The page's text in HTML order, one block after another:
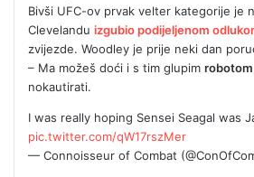
Bivši UFC-ov prvak velter kategorije je
Clevelandu izgubio podijeljenom
zvijezde. Woodley je prije neki dan
– Ma možeš doći i s tim glupim robotom
nokautirati.
I was really hoping Sensei Seagal was
pic.twitter.com/qW17rszMer
— Connoisseur of Combat